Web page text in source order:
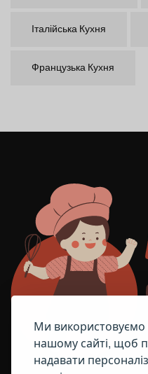
Ми
нашому сайті, щоб
надавати
Італійська Кухня
Французька Кухня